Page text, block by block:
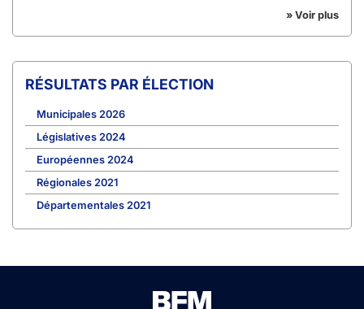
» Voir plus
RÉSULTATS PAR ÉLECTION
Municipales 2026
Législatives 2024
Européennes 2024
Régionales 2021
Départementales 2021